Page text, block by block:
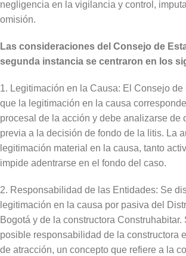
negligencia en la vigilancia y control,
omisión.
Las consideraciones del Consejo de
segunda instancia se centraron en los
1. Legitimación en la Causa: El Consejo de
que la legitimación en la causa
procesal de la acción y debe analizarse de
previa a la decisión de fondo de la litis. La
legitimación material en la causa, tanto
impide adentrarse en el fondo del caso.
2. Responsabilidad de las Entidades: Se
legitimación en la causa por pasiva del
Bogotá y de la constructora Construhabitar.
posible responsabilidad de la constructora
de atracción, un concepto que refiere a la